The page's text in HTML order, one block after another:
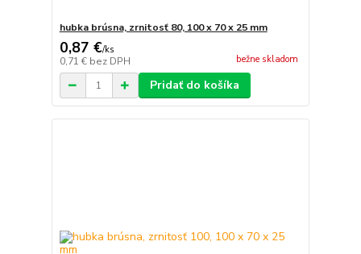
hubka brúsna, zrnitosť 80, 100 x 70 x 25 mm
0,87 €/ks
0,71 € bez DPH bežne skladom
Pridať do košíka